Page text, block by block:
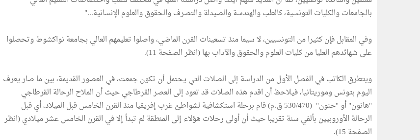
بالجامعات والكليات التونسية، كالطب والهندسة والصيدلة والتصرف والحقوق والعلوم الإنسانية..."
وفي المقابل فإن كثيرا من التونسيين، لا سيما منذ تسعينات القرن الماضي، واصلوا تعليمهم العالي بجامعة نواكشوط وتحصلوا
على شهائدهم العليا من كليات العلوم والحقوق والآداب بها (انظر الصفحة 11).
ويتطرق الكاتب في الفصل الأول من الدراسة إلى الصلات التي يحتمل أن تكون جمعت، في العصور القديمة، بين ما صار يعرف
اليوم بتونس وموريتانيا، فيلاحظ أن اقدم هذه الصلات قد تعود إلى العصر القرطاجي حيث أن الملاح الرحالة القرطاجي
"هانون" أو "حنون" (530/470 ق.م) قام برحلة استكشافية لشواطئ غرب إفريقيا منذ القرن الخامس قبل الميلاد، أي قبل
الرحالة الأوروبيين بألفي سنة تقريبا حيث أن أولى رحلات هؤلاء إلى المنطقة لم تبدأ إلا في القرن الخامس عشر ميلادي (انظر
الصفحة 15).